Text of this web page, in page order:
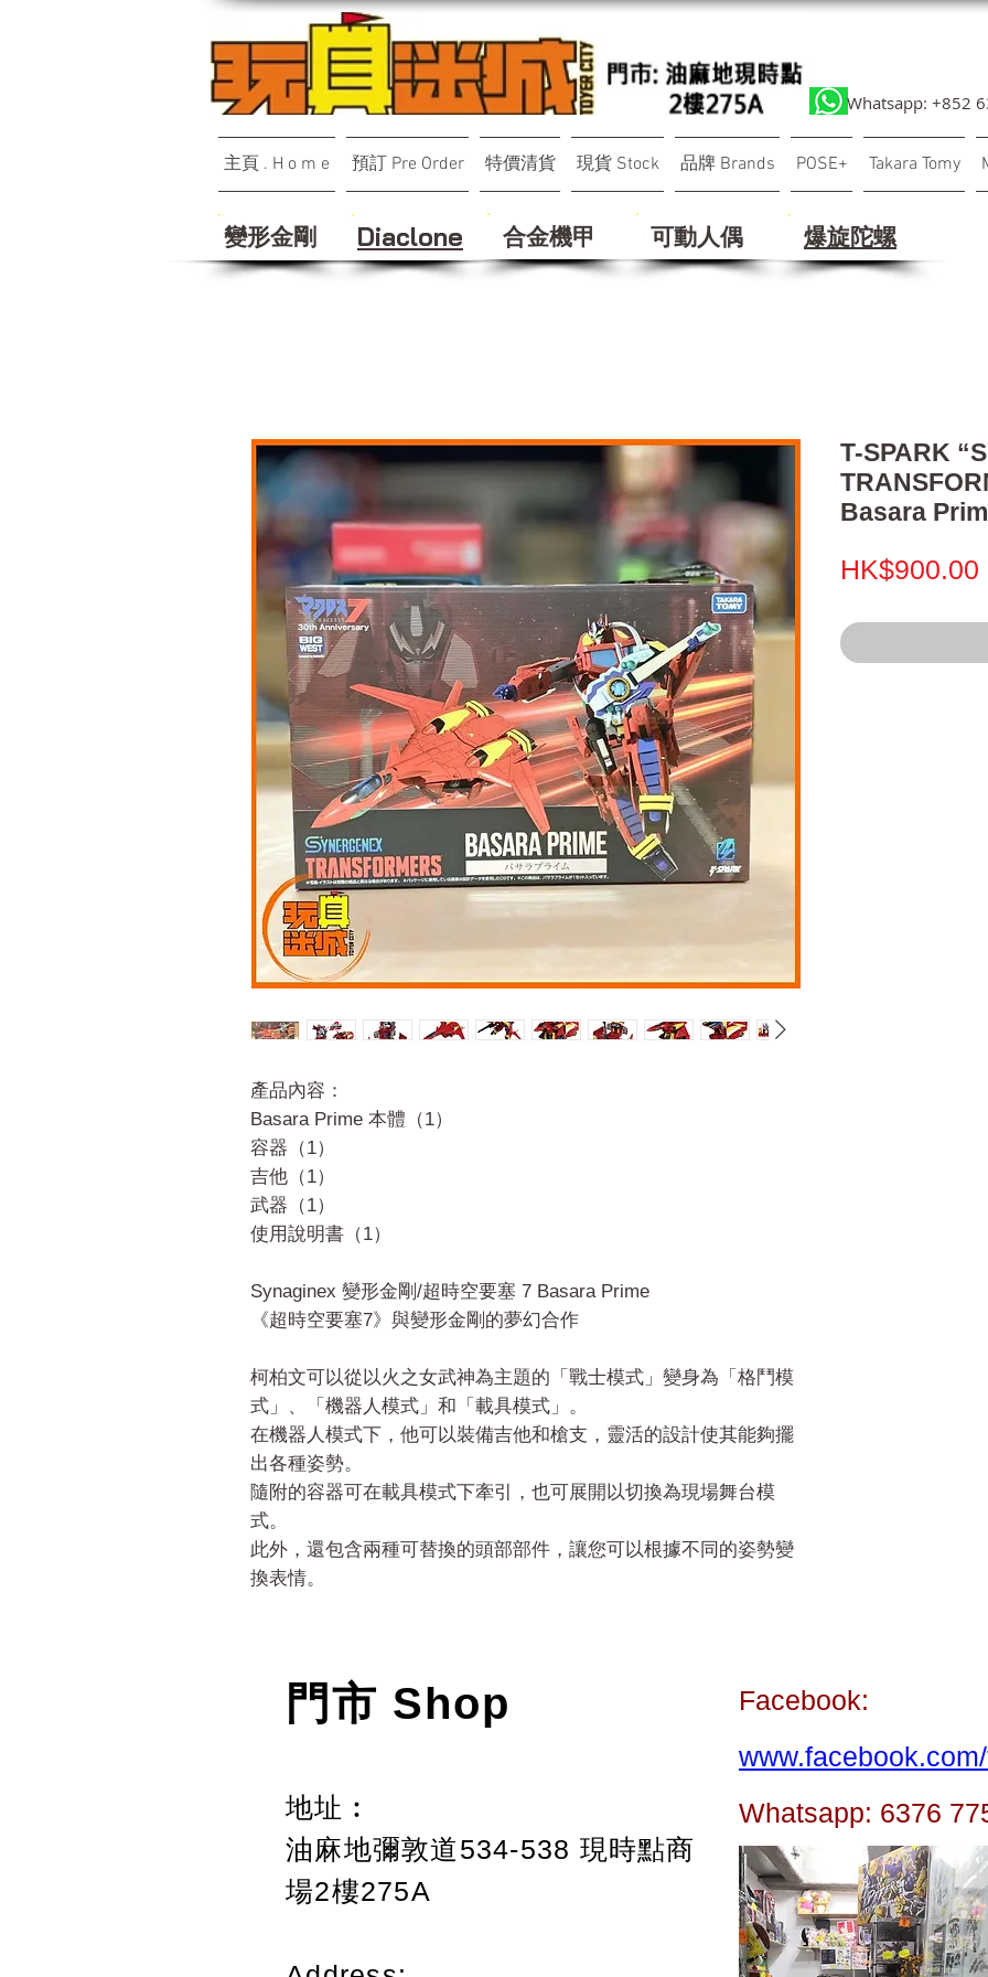
Whatsapp: +852
主頁 . H o m e 預訂 Pre Order 特價清貨 現貨 Stock 品牌 Brands POSE+ Takara Tomy
變形金剛 Diaclone 合金機甲 可動人偶 ​爆旋陀螺
產品內容：
Basara Prime 本體（1）
容器（1）
吉他（1）
武器（1）
使用說明書（1）
Synaginex 變形金剛/超時空要塞 7 Basara Prime
《超時空要塞7》與變形金剛的夢幻合作
柯柏文可以從以火之女武神為主題的「戰士模式」變身為「格鬥模
式」、「機器人模式」和「載具模式」。
在機器人模式下，他可以裝備吉他和槍支，靈活的設計使其能夠擺
出各種姿勢。
隨附的容器可在載具模式下牽引，也可展開以切換為現場舞台模
式。
此外，還包含兩種可替換的頭部部件，讓您可以根據不同的姿勢變
換表情。
T-SPARK
Basara
HK$900.00
門市 Shop
地址︰
油麻地彌敦道534-538 現時點商
場2樓275A
Facebook:
Whatsapp: 6376